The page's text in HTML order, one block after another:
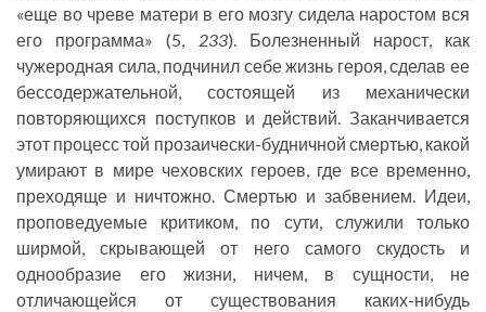
«еще во чреве матери в его мозгу сидела наростом вся
его программа» (5, 233). Болезненный нарост, как
чужеродная сила, подчинил себе жизнь героя, сделав ее
бессодержательной, состоящей из механически
повторяющихся поступков и действий. Заканчивается
этот процесс той прозаически-будничной смертью, какой
умирают в мире чеховских героев, где все временно,
преходяще и ничтожно. Смертью и забвением. Идеи,
проповедуемые критиком, по сути, служили только
ширмой, скрывающей от него самого скудость и
однообразие его жизни, ничем, в сущности, не
отличающейся от существования каких-нибудь